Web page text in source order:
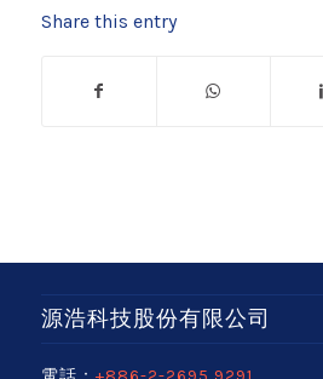
Share this entry
源浩科技股份有限公司